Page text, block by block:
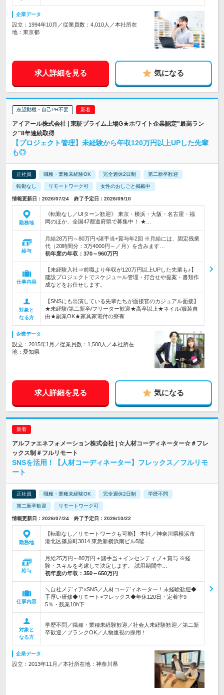
企業データ
設立：1994年10月／従業員数：4,010人／本社所在
地：東京都
求人詳細を見る 気になる
志望動機・自己PR不要
アイアール株式会社 | 東証プライム上場G★ホワイト企業認定"最高ラン
ク"8年連続取得
【プロジェクト管理】未経験から年収120万円以上UPした先輩
も◎
正社員 職種・業種未経験OK 完全週休2日制 第二新卒歓迎
転勤なし リモートワーク可 女性のおしごと掲載中
情報更新日：2026/07/24 終了予定日：2026/09/10
勤務地
《転勤なし／UIターン歓迎》 東京・横浜・大阪・名古屋・福
岡のほか、全国47都道府県で募集中！ ★…
給与
月給28万円～80万円+諸手当+賞与年2回 ※月給には、固定残業
代（20時間分：3万4000円～／月）を含みます…
初年度の年収： 370～960万円
仕事内容
【未経験入社⇒前職より年収が120万円以上UPした先輩も♪】
建設プロジェクトでスケジュール管理・打合せや提案・書類作
成などをお任せします。
対象と
なる方
【SNSにも出演している先輩たちが面接官のカジュアル面接】
★未経験/第二新卒/フリーター歓迎★高卒以上★ネイル/服装自
由★副業OK★家具家電付の寮有
企業データ
設立：2015年1月／従業員数：1,500人／本社所在
地：愛知県
求人詳細を見る 気になる
アルファエネフォメーション株式会社 | ☆人材コーディネーター☆＃フレ
ックス制＃フルリモート
SNSを活用！【人材コーディネーター】フレックス／フルリモ
ート
正社員 職種・業種未経験OK 完全週休2日制 学歴不問
第二新卒歓迎 リモートワーク可
情報更新日：2026/07/24 終了予定日：2026/10/22
勤務地
【転勤なし／リモートワークも可能】 本社／神奈川県横浜市
港北区篠原町3014 東急新横浜南ビル5階…
給与
月給25万円～80万円＋諸手当＋インセンティブ＋賞与 ※経
験・スキルを考慮して決定します。 試用期間中…
初年度の年収： 350～650万円
仕事内容
＼自社メディア×SNS／人材コーディネーター！未経験歓迎◆
手厚い研修◆リモート×フレックス◆年休120日・定着率9
5％・残業10h下
対象と
なる方
学歴不問／職種・業種未経験歓迎／社会人未経験歓迎／第二新
卒歓迎／ブランクOK／人物重視の採用！
企業データ
設立：2013年11月／本社所在地：神奈川県